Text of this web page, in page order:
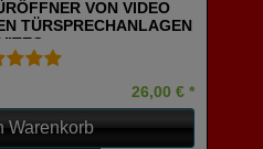
VON VIDEO
TÜRSPRECHANLAGEN
26,00 € *
Warenkorb